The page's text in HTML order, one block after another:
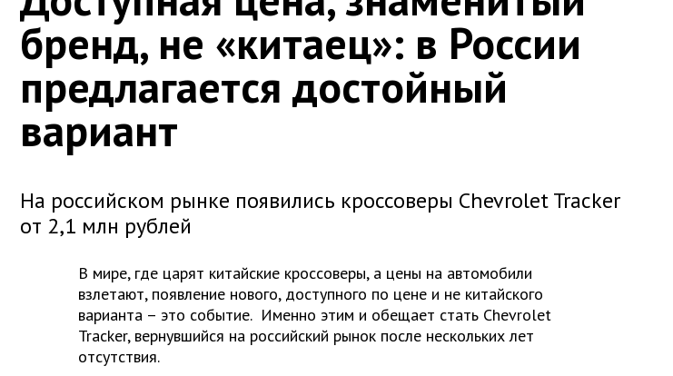
бренд, не «китаец»: в России
предлагается достойный
вариант
На российском рынке появились кроссоверы Chevrolet Tracker
от 2,1 млн рублей
В мире, где царят китайские кроссоверы, а цены на автомобили
взлетают, появление нового, доступного по цене и не китайского
варианта – это событие. Именно этим и обещает стать Chevrolet
Tracker, вернувшийся на российский рынок после нескольких лет
отсутствия.